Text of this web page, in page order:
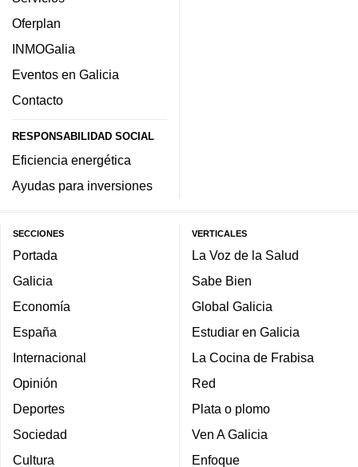
Oferplan
INMOGalia
Eventos en Galicia
Contacto
RESPONSABILIDAD SOCIAL
Eficiencia energética
Ayudas para inversiones
SECCIONES
Portada
Galicia
Economía
España
Internacional
Opinión
Deportes
Sociedad
Cultura
VERTICALES
La Voz de la Salud
Sabe Bien
Global Galicia
Estudiar en Galicia
La Cocina de Frabisa
Red
Plata o plomo
Ven A Galicia
Enfoque